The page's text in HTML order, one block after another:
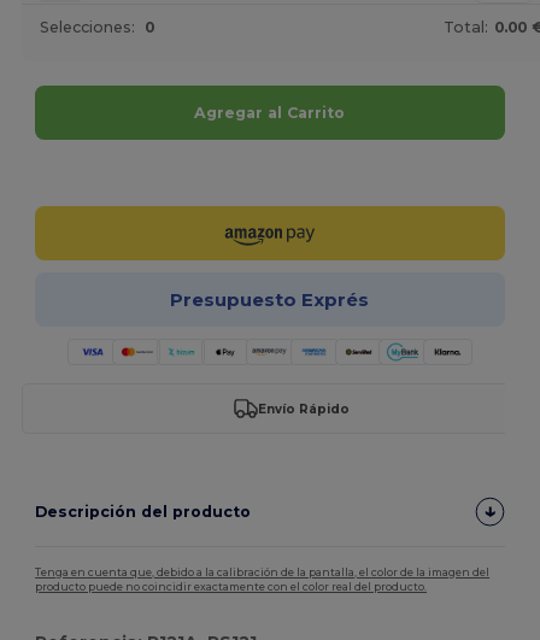
Selecciones: 0 Total: 0.00
Agregar al Carrito
Presupuesto Exprés
Envío Rápido
Descripción del producto
Tenga en cuenta que, debido a la calibración de la pantalla, el color de la imagen del
producto puede no coincidir exactamente con el color real del producto.